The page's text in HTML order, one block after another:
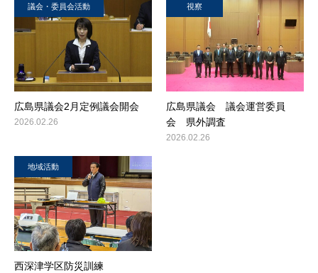
議会・委員会活動
広島県議会2月定例議会開会
2026.02.26
視察
広島県議会 議会運営委員
会 県外調査
2026.02.26
地域活動
西深津学区防災訓練